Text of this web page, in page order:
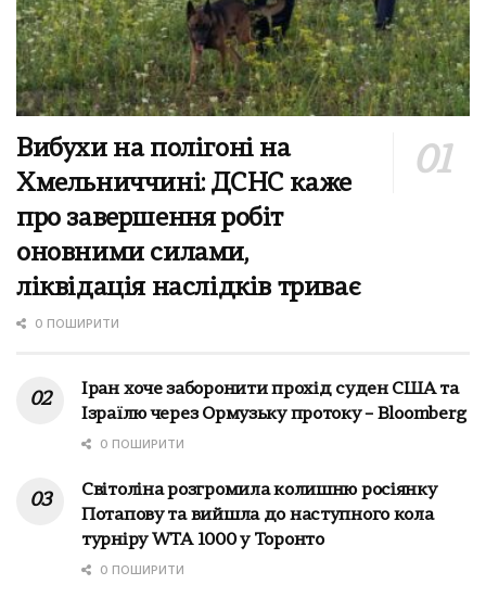
Вибухи на полігоні на
Хмельниччині: ДСНС каже
про завершення робіт
оновними силами,
ліквідація наслідків триває
0 ПОШИРИТИ
Іран хоче заборонити прохід суден США та
Ізраїлю через Ормузьку протоку – Bloomberg
0 ПОШИРИТИ
Світоліна розгромила колишню росіянку
Потапову та вийшла до наступного кола
турніру WTA 1000 у Торонто
0 ПОШИРИТИ